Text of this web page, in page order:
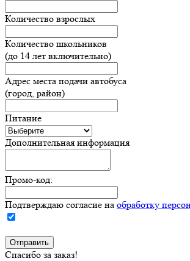
Количество взрослых
Количество школьников
(до 14 лет включительно)
Адрес места подачи автобуса
(город, район)
Питание
Дополнительная информация
Промо-код:
Подтверждаю согласие на обработку
Спасибо за заказ!